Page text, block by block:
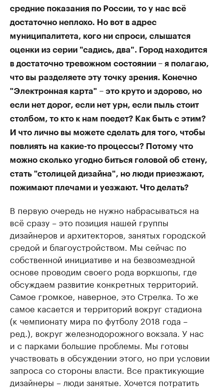
средние показания по России, то у нас всё
достаточно неплохо. Но вот в адрес
муниципалитета, кого ни спроси, слышатся
оценки из серии "садись, два". Город находится
в достаточно тревожном состоянии – я полагаю,
что вы разделяете эту точку зрения. Конечно
"Электронная карта" – это круто и здорово, но
если нет дорог, если нет урн, если пыль стоит
столбом, то кто к нам поедет? Как быть с этим?
И что лично вы можете сделать для того, чтобы
повлиять на какие-то процессы? Потому что
можно сколько угодно биться головой об стену,
стать "столицей дизайна", но люди приезжают,
пожимают плечами и уезжают. Что делать?
В первую очередь не нужно набрасываться на
всё сразу – это позиция нашей группы
дизайнеров и архитекторов, занятых городской
средой и благоустройством. Мы сейчас по
собственной инициативе и на безвозмездной
основе проводим своего рода воркшопы, где
обсуждаем развитие конкретных территорий.
Самое громкое, наверное, это Стрелка. То же
самое касается и территорий вокруг стадиона
(к чемпионату мира по футболу 2018 года –
ред.), вокруг железнодорожного вокзала. У нас
и с парками большие проблемы. Мы готовы
участвовать в обсуждении этого, но при условии
запроса со стороны власти. Все практикующие
дизайнеры – люди занятые. Хочется потратить